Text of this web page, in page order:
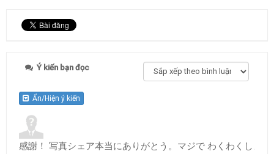
Ý kiến bạn đọc
Ẩn/Hiện ý kiến
感謝！ 写真シェア本当にありがとう。マジで わくわくします